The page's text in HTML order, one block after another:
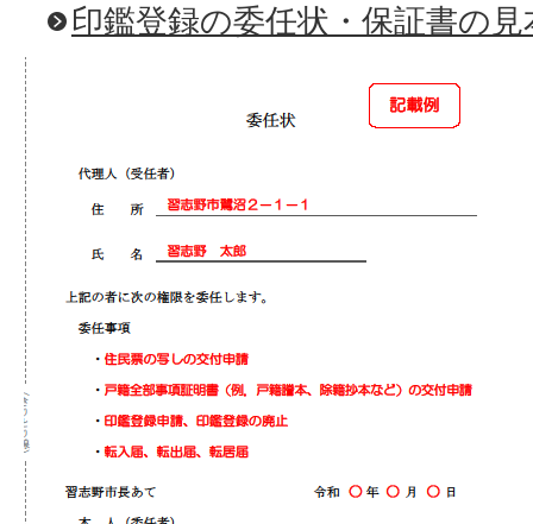
印鑑登録の委任状・保証書の見